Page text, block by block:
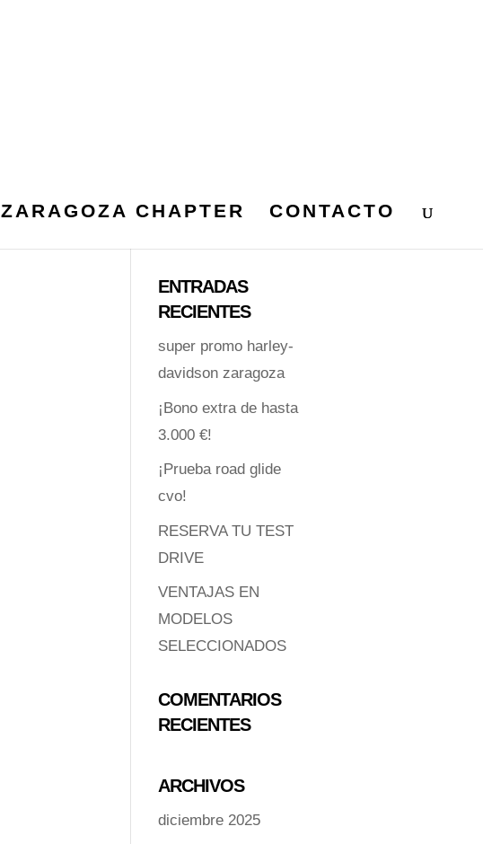
ZARAGOZA CHAPTER CONTACTO
ENTRADAS
RECIENTES
super promo harley-
davidson zaragoza
¡Bono extra de hasta
3.000 €!
¡Prueba road glide
cvo!
RESERVA TU TEST
DRIVE
VENTAJAS EN
MODELOS
SELECCIONADOS
COMENTARIOS
RECIENTES
ARCHIVOS
diciembre 2025